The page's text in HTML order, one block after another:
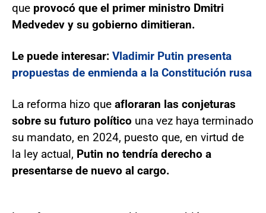
que provocó que el primer ministro Dmitri
Medvedev y su gobierno dimitieran.
Le puede interesar: Vladimir Putin presenta
propuestas de enmienda a la Constitución rusa
La reforma hizo que afloraran las conjeturas
sobre su futuro político una vez haya terminado
su mandato, en 2024, puesto que, en virtud de
la ley actual, Putin no tendría derecho a
presentarse de nuevo al cargo.